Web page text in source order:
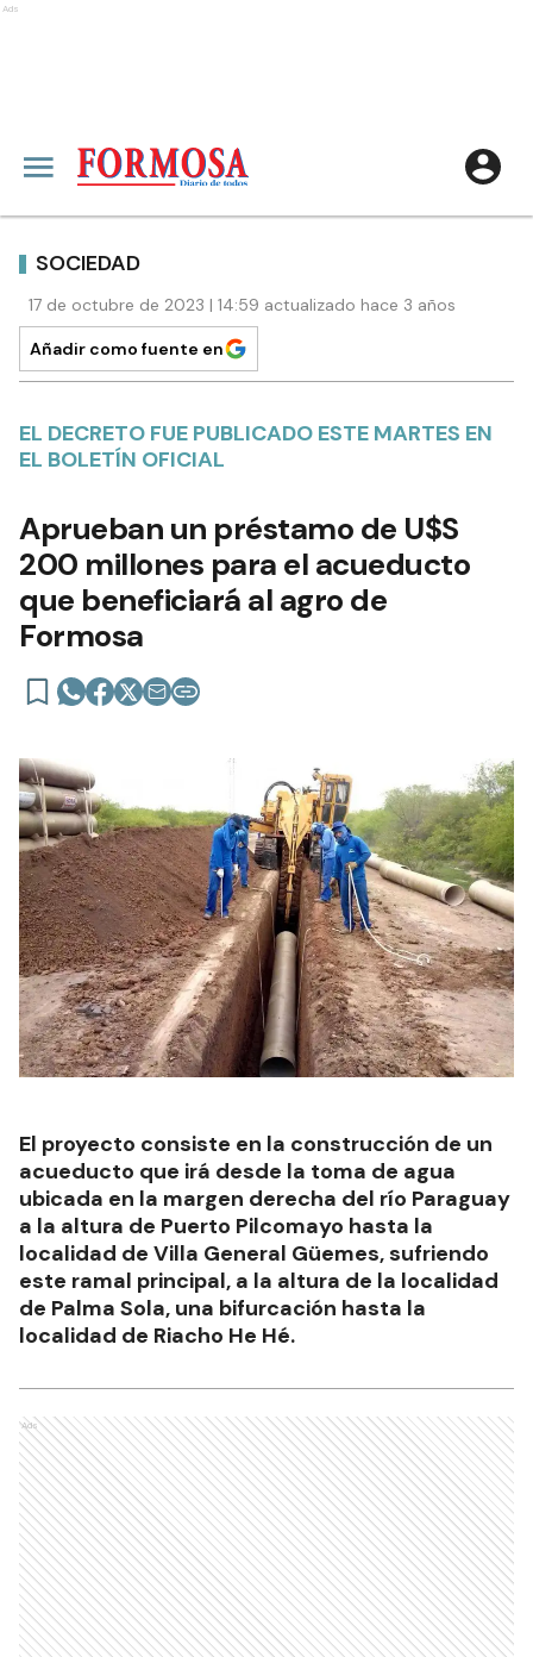
Ads
SOCIEDAD
17 de octubre de 2023 | 14:59 actualizado hace 3 años
Añadir como fuente en
EL DECRETO FUE PUBLICADO ESTE MARTES EN
EL BOLETÍN OFICIAL
Aprueban un préstamo de U$S
200 millones para el acueducto
que beneficiará al agro de
Formosa
El proyecto consiste en la construcción de un
acueducto que irá desde la toma de agua
ubicada en la margen derecha del río Paraguay
a la altura de Puerto Pilcomayo hasta la
localidad de Villa General Güemes, sufriendo
este ramal principal, a la altura de la localidad
de Palma Sola, una bifurcación hasta la
localidad de Riacho He Hé.
Ads